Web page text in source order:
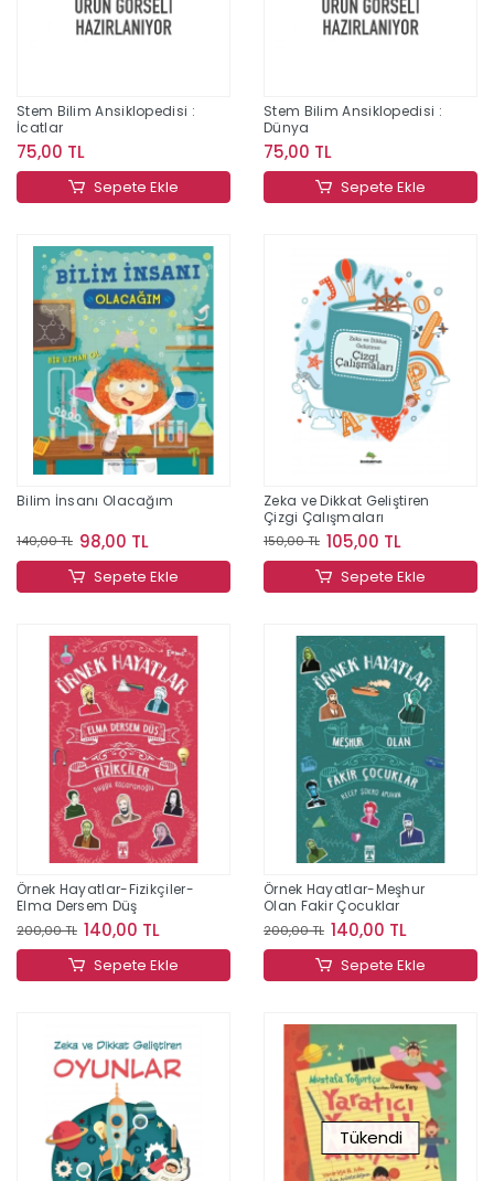
Stem Bilim Ansiklopedisi :
İcatlar
75,00 TL
Sepete Ekle
Stem Bilim Ansiklopedisi :
Dünya
75,00 TL
Sepete Ekle
Bilim İnsanı Olacağım
140,00 TL 98,00 TL
Sepete Ekle
Zeka ve Dikkat Geliştiren
Çizgi Çalışmaları
150,00 TL 105,00 TL
Sepete Ekle
Örnek Hayatlar-Fizikçiler-
Elma Dersem Düş
200,00 TL 140,00 TL
Sepete Ekle
Örnek Hayatlar-Meşhur
Olan Fakir Çocuklar
200,00 TL 140,00 TL
Sepete Ekle
Tükendi